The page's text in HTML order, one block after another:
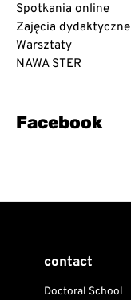
Spotkania online
Zajęcia dydaktyczne
Warsztaty
NAWA STER
Facebook
contact
Doctoral School